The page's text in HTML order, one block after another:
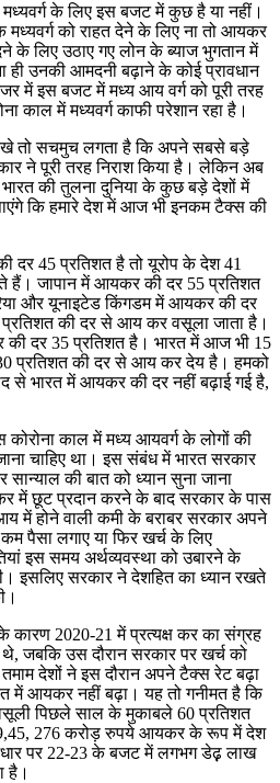
के लिए इस बजट में कुछ है या नहीं।
मध्यवर्ग को राहत देने के लिए ना तो आयकर
के लिए उठाए गए लोन के ब्याज भुगतान में
उनकी आमदनी बढ़ाने के कोई प्रावधान
में इस बजट में मध्य आय वर्ग को पूरी तरह
काल में मध्यवर्ग काफी परेशान रहा है।
तो सचमुच लगता है कि अपने सबसे बड़े
ने पूरी तरह निराश किया है। लेकिन अब
की तुलना दुनिया के कुछ बड़े देशों में
कि हमारे देश में आज भी इनकम टैक्स की
45 प्रतिशत है तो यूरोप के देश 41
जापान में आयकर की दर 55 प्रतिशत
और यूनाइटेड किंगडम में आयकर की दर
प्रतिशत की दर से आय कर वसूला जाता है।
की दर 35 प्रतिशत है। भारत में आज भी 15
प्रतिशत की दर से आय कर देय है। हमको
से भारत में आयकर की दर नहीं बढ़ाई गई है,
काल में मध्य आयवर्ग के लोगों की
चाहिए था। इस संबंध में भारत सरकार
की बात को ध्यान सुना जाना
में छूट प्रदान करने के बाद सरकार के पास
में होने वाली कमी के बराबर सरकार अपने
पैसा लगाए या फिर खर्च के लिए
इस समय अर्थव्यवस्था को उबारने के
इसलिए सरकार ने देशहित का ध्यान रखते
कारण 2020-21 में प्रत्यक्ष कर का संग्रह
जबकि उस दौरान सरकार पर खर्च को
देशों ने इस दौरान अपने टैक्स रेट बढ़ा
में आयकर नहीं बढ़ा। यह तो गनीमत है कि
पिछले साल के मुकाबले 60 प्रतिशत
276 करोड़ रुपये आयकर के रूप में देश
पर 22-23 के बजट में लगभग डेढ़़ लाख
है।